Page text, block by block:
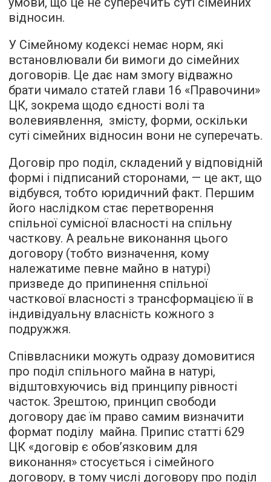
відносин.
У Сімейному кодексі немає норм, які
встановлювали би вимоги до сімейних
договорів. Це дає нам змогу відважно
брати чимало статей глави 16 «Правочини»
ЦК, зокрема щодо єдності волі та
волевиявлення, змісту, форми, оскільки
суті сімейних відносин вони не суперечать.
Договір про поділ, складений у відповідній
формі і підписаний сторонами, — це акт, що
відбувся, тобто юридичний факт. Першим
його наслідком стає перетворення
спільної сумісної власності на спільну
часткову. А реальне виконання цього
договору (тобто визначення, кому
належатиме певне майно в натурі)
призведе до припинення спільної
часткової власності з трансформацією її в
індивідуальну власність кожного з
подружжя.
Співвласники можуть одразу домовитися
про поділ спільного майна в натурі,
відштовхуючись від принципу рівності
часток. Зрештою, принцип свободи
договору дає їм право самим визначити
формат поділу майна. Припис статті 629
ЦК «договір є обов’язковим для
виконання» стосується і сімейного
договору, в тому числі договору про поділ